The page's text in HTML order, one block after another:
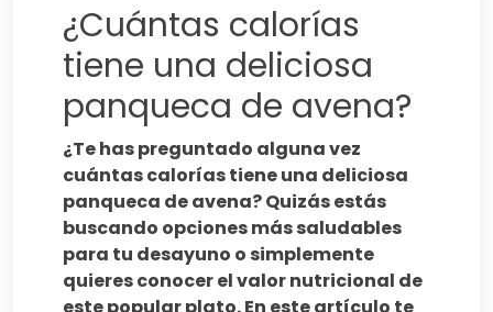
¿Cuántas calorías
tiene una deliciosa
panqueca de avena?
¿Te has preguntado alguna vez
cuántas calorías tiene una deliciosa
panqueca de avena? Quizás estás
buscando opciones más saludables
para tu desayuno o simplemente
quieres conocer el valor nutricional de
este popular plato. En este artículo te